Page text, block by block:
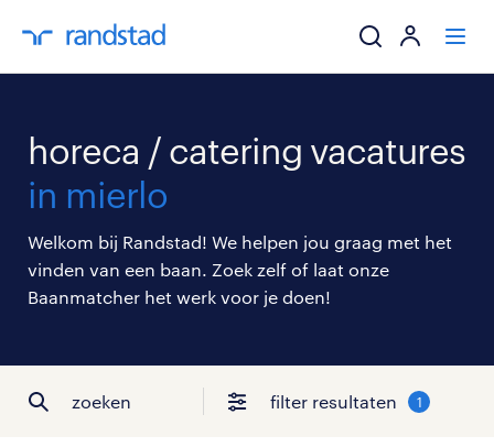
mijn carrière
over randstad
horeca / catering vacatures
in mierlo
Welkom bij Randstad! We helpen jou graag met het
vinden van een baan. Zoek zelf of laat onze
Baanmatcher het werk voor je doen!
zoeken filter resultaten 1